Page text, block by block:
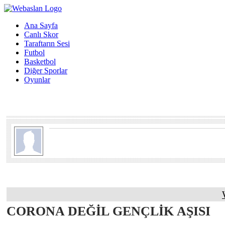
Ana Sayfa
Canlı Skor
Taraftarın Sesi
Futbol
Basketbol
Diğer Sporlar
Oyunlar
CORONA DEĞİL GENÇLİK AŞISI